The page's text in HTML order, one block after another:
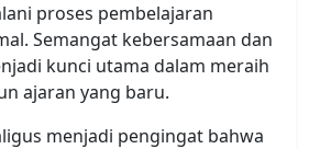
proses pembelajaran
Semangat kebersamaan dan
kunci utama dalam meraih
ajaran yang baru.
menjadi pengingat bahwa